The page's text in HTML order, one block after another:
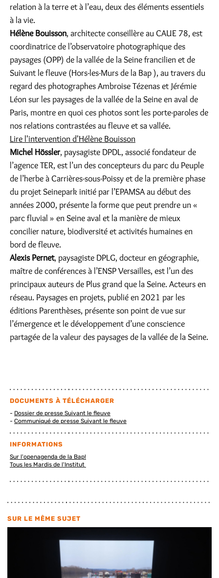
relation à la terre et à l’eau, deux des éléments essentiels
à la vie.
Hélène Bouisson, architecte conseillère au CAUE 78, est
coordinatrice de l’observatoire photographique des
paysages (OPP) de la vallée de la Seine francilien et de
Suivant le fleuve (Hors-les-Murs de la Bap ), au travers du
regard des photographes Ambroise Tézenas et Jérémie
Léon sur les paysages de la vallée de la Seine en aval de
Paris, montre en quoi ces photos sont les porte-paroles de
nos relations contrastées au fleuve et sa vallée.
Lire l'intervention d'Hélène Bouisson
Michel Hössler, paysagiste DPDL, associé fondateur de
l’agence TER, est l’un des concepteurs du parc du Peuple
de l’herbe à Carrières-sous-Poissy et de la première phase
du projet Seinepark initié par l’EPAMSA au début des
années 2000, présente la forme que peut prendre un «
parc fluvial » en Seine aval et la manière de mieux
concilier nature, biodiversité et activités humaines en
bord de fleuve.
Alexis Pernet, paysagiste DPLG, docteur en géographie,
maître de conférences à l’ENSP Versailles, est l’un des
principaux auteurs de Plus grand que la Seine. Acteurs en
réseau. Paysages en projets, publié en 2021 par les
éditions Parenthèses, présente son point de vue sur
l’émergence et le développement d’une conscience
partagée de la valeur des paysages de la vallée de la Seine.
DOCUMENTS À TÉLÉCHARGER
Dossier de presse Suivant le fleuve
Communiqué de presse Suivant le fleuve
INFORMATIONS
Sur l'openagenda de la Bap!
Tous les Mardis de l'Institut
SUR LE MÊME SUJET